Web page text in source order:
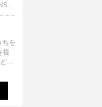
で
ア
９
を
。
ちを
提
お
く
・